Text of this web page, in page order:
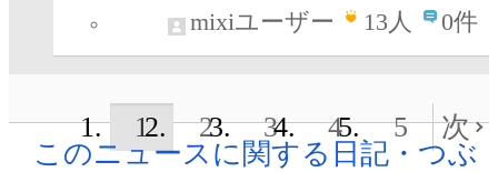
mixiユーザー
13人 0件
1 2 3 4 5
次
このニュースに関する日記・つぶ